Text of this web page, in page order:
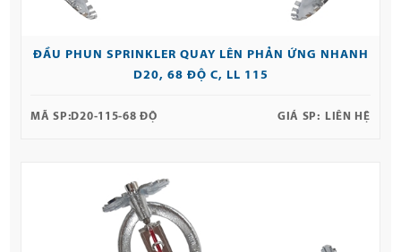
ĐẦU PHUN SPRINKLER QUAY LÊN PHẢN ỨNG NHANH
D20, 68 ĐỘ C, LL 115
MÃ SP:D20-115-68 ĐỘ GIÁ SP: LIÊN HỆ